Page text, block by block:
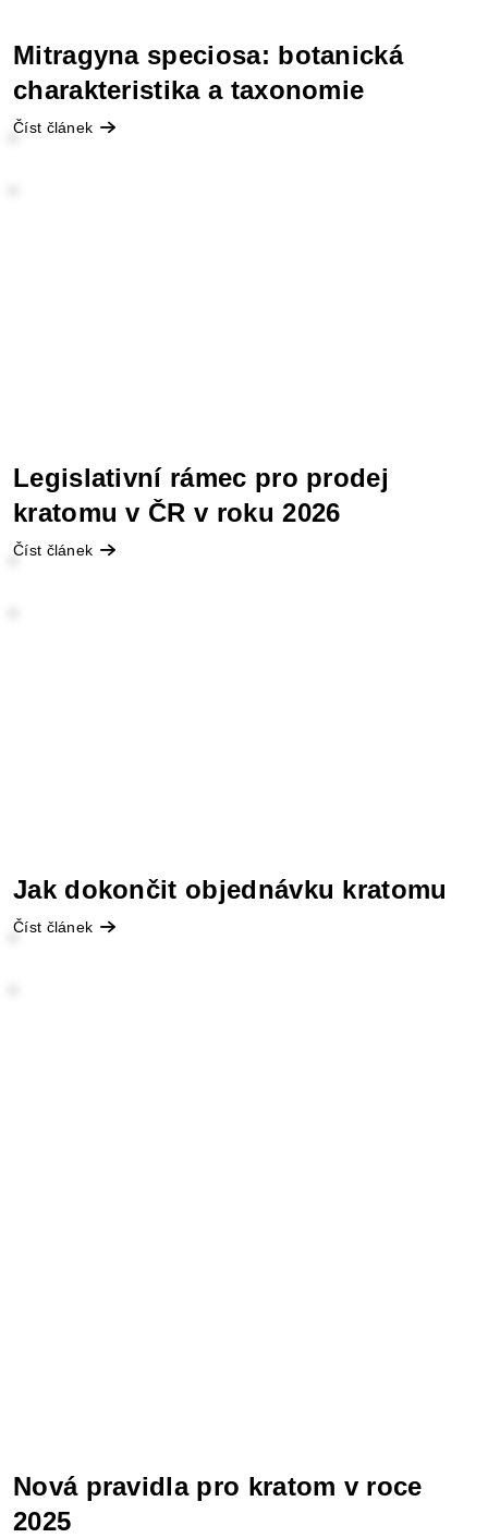
Mitragyna speciosa: botanická
charakteristika a taxonomie
Číst článek
Legislativní rámec pro prodej
kratomu v ČR v roku 2026
Číst článek
Jak dokončit objednávku kratomu
Číst článek
Nová pravidla pro kratom v roce
2025